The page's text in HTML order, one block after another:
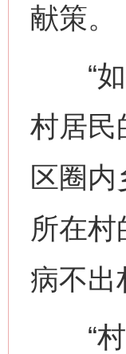
献策。
“如
村居民
区圈
所在
病不出
“村